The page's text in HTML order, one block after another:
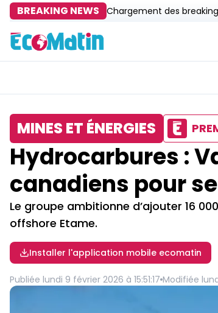
BREAKING NEWS Chargement des breaking
MINES ET ÉNERGIES
Hydrocarbures :
canadiens pour
Le groupe ambitionne d’ajouter 16
offshore Etame.
Installer l'application mobile ecomatin
Publiée lundi 9 février 2026 à 15:51:17 Modifiée